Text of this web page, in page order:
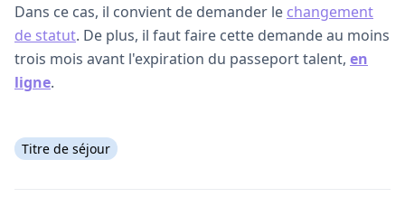
Dans ce cas, il convient de demander le changement
de statut. De plus, il faut faire cette demande au moins
trois mois avant l'expiration du passeport talent, en
ligne.
Titre de séjour